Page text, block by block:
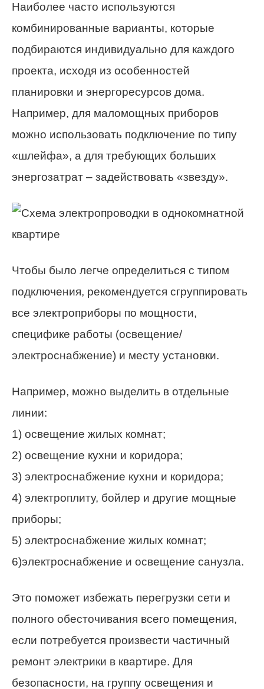
Наиболее часто используются
комбинированные варианты, которые
подбираются индивидуально для каждого
проекта, исходя из особенностей
планировки и энергоресурсов дома.
Например, для маломощных приборов
можно использовать подключение по типу
«шлейфа», а для требующих больших
энергозатрат – задействовать «звезду».
Чтобы было легче определиться с типом
подключения, рекомендуется сгруппировать
все электроприборы по мощности,
специфике работы (освещение/
электроснабжение) и месту установки.
Например, можно выделить в отдельные
линии:
1) освещение жилых комнат;
2) освещение кухни и коридора;
3) электроснабжение кухни и коридора;
4) электроплиту, бойлер и другие мощные
приборы;
5) электроснабжение жилых комнат;
6)электроснабжение и освещение санузла.
Это поможет избежать перегрузки сети и
полного обесточивания всего помещения,
если потребуется произвести частичный
ремонт электрики в квартире. Для
безопасности, на группу освещения и